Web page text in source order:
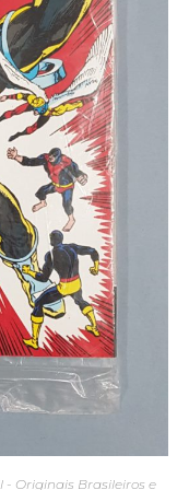
Originais Brasileiros e